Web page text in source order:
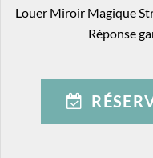
Louer Miroir Magique
Réponse